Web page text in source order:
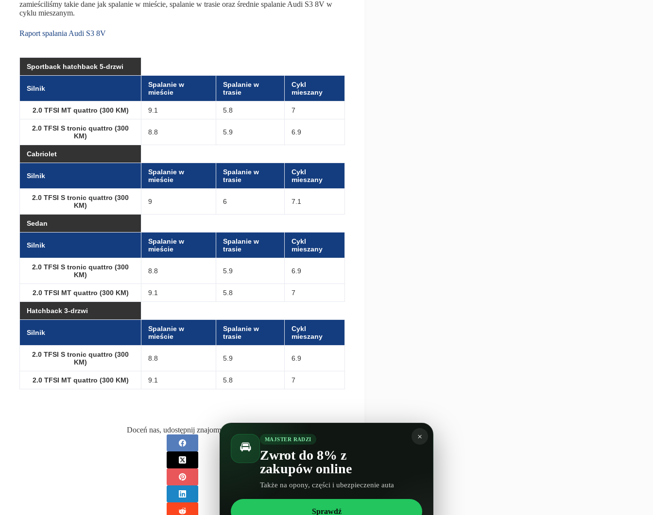
zamieściliśmy takie dane jak spalanie w mieście, spalanie w trasie oraz średnie spalanie Audi S3 8V w
cyklu mieszanym.
Raport spalania Audi S3 8V
Sportback hatchback 5-drzwi
Silnik
Spalanie w
mieście
Spalanie w
trasie
Cykl
mieszany
2.0 TFSI MT quattro (300 KM) 9.1 5.8 7
2.0 TFSI S tronic quattro (300
KM)
8.8 5.9 6.9
Cabriolet
Silnik
Spalanie w
mieście
Spalanie w
trasie
Cykl
mieszany
2.0 TFSI S tronic quattro (300
KM)
9 6 7.1
Sedan
Silnik
Spalanie w
mieście
Spalanie w
trasie
Cykl
mieszany
2.0 TFSI S tronic quattro (300
KM)
8.8 5.9 6.9
2.0 TFSI MT quattro (300 KM) 9.1 5.8 7
Hatchback 3-drzwi
Silnik
Spalanie w
mieście
Spalanie w
trasie
Cykl
mieszany
2.0 TFSI S tronic quattro (300
KM)
8.8 5.9 6.9
2.0 TFSI MT quattro (300 KM) 9.1 5.8 7
Doceń nas, udostępnij znajomym! :)
×
🚘 MAJSTER RADZI
Zwrot do 8% z
zakupów online
Także na opony, części i ubezpieczenie auta
Sprawdź